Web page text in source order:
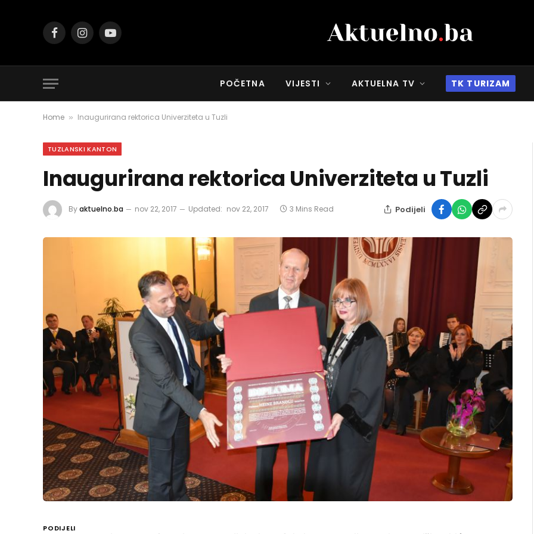
FacebookInstagramYouTube
POČETNA VIJESTI AKTUELNA TV TK TURIZAM
Home » Inaugurirana rektorica Univerziteta u Tuzli
TUZLANSKI KANTON
Inaugurirana rektorica Univerziteta u Tuzli
Byaktuelno.ba nov 22, 2017 Updated: nov 22, 2017 3 Mins Read Podijeli
PODIJELI